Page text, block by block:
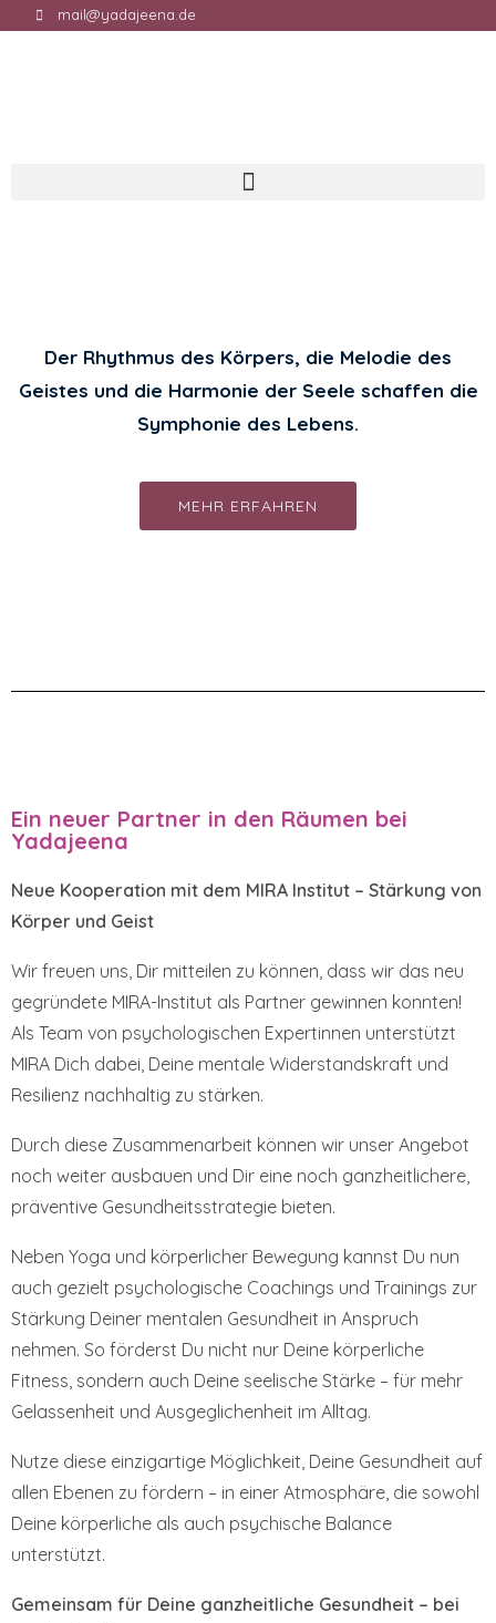
mail@yadajeena.de
Der Rhythmus des Körpers, die Melodie des
Geistes und die Harmonie der Seele schaffen die
Symphonie des Lebens.
MEHR ERFAHREN
Ein neuer Partner in den Räumen bei
Yadajeena
Neue Kooperation mit dem MIRA Institut – Stärkung von
Körper und Geist
Wir freuen uns, Dir mitteilen zu können, dass wir das neu
gegründete MIRA-Institut als Partner gewinnen konnten!
Als Team von psychologischen Expertinnen unterstützt
MIRA Dich dabei, Deine mentale Widerstandskraft und
Resilienz nachhaltig zu stärken.
Durch diese Zusammenarbeit können wir unser Angebot
noch weiter ausbauen und Dir eine noch ganzheitlichere,
präventive Gesundheitsstrategie bieten.
Neben Yoga und körperlicher Bewegung kannst Du nun
auch gezielt psychologische Coachings und Trainings zur
Stärkung Deiner mentalen Gesundheit in Anspruch
nehmen. So förderst Du nicht nur Deine körperliche
Fitness, sondern auch Deine seelische Stärke – für mehr
Gelassenheit und Ausgeglichenheit im Alltag.
Nutze diese einzigartige Möglichkeit, Deine Gesundheit auf
allen Ebenen zu fördern – in einer Atmosphäre, die sowohl
Deine körperliche als auch psychische Balance
unterstützt.
Gemeinsam für Deine ganzheitliche Gesundheit – bei